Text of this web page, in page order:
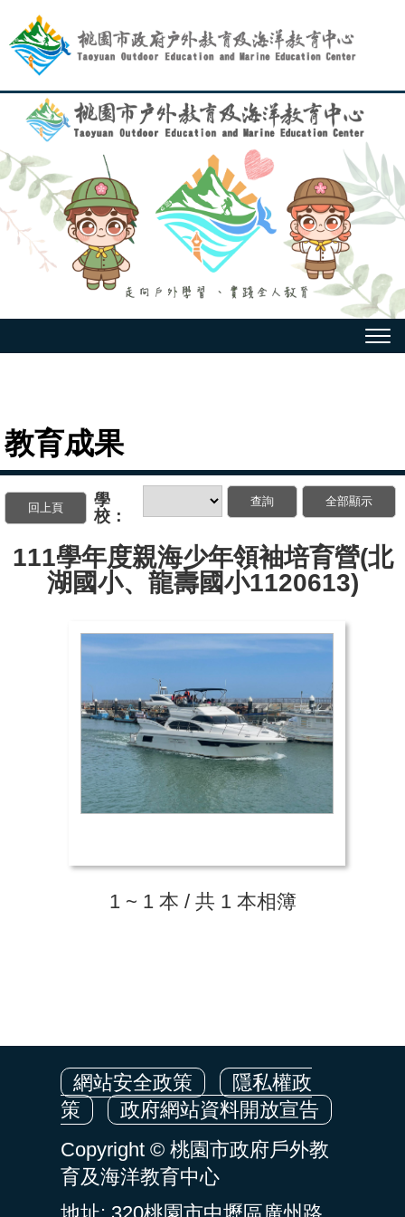
主
內
選
教育成果
學
校：
111學年度親海少年領袖培育營(北
湖國小、龍壽國小1120613)
1 ~ 1 本 / 共 1 本相簿
網站安全政策
隱私權政
策
政府網站資料開放宣告
Copyright © 桃園市政府戶外教
育及海洋教育中心